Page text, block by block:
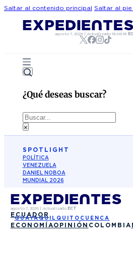
Saltar al contenido principal Saltar al
agosto 7, 2026| Actualizado 18:06:18
¿Qué deseas buscar?
Buscar
×
SPOTLIGHT
POLÍTICA
VENEZUELA
DANIEL NOBOA
MUNDIAL 2026
agosto 7, 2026| Actualizado ECT
ECUADOR
GUAYAQUIL QUITO CUENCA
ECONOMÍAOPINIÓN COLOMBIA